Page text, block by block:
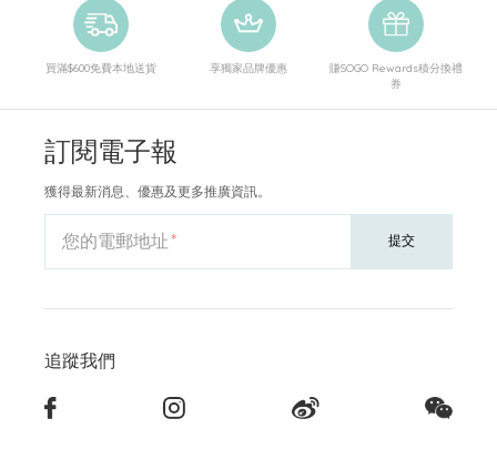
買滿$600免費本地送貨 享獨家品牌優惠
賺SOGO Rewards積分換禮
券
訂閱電子報
獲得最新消息、優惠及更多推廣資訊。
您的電郵地址 提交
追蹤我們